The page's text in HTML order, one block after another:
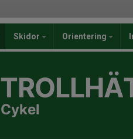
Skidor Orientering
Cykel